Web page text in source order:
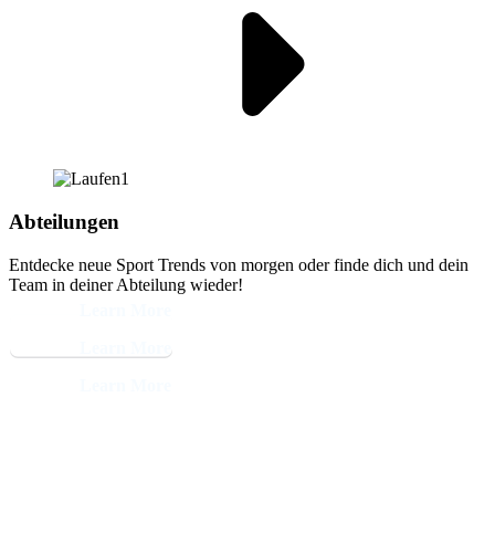
Abteilungen
Entdecke neue Sport Trends von morgen oder finde dich und dein
Team in deiner Abteilung wieder!